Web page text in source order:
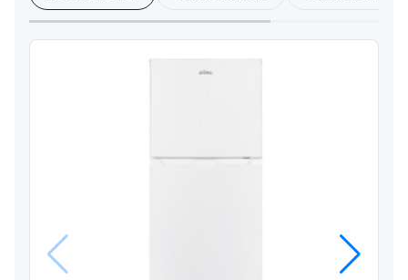
Anterior Próximo